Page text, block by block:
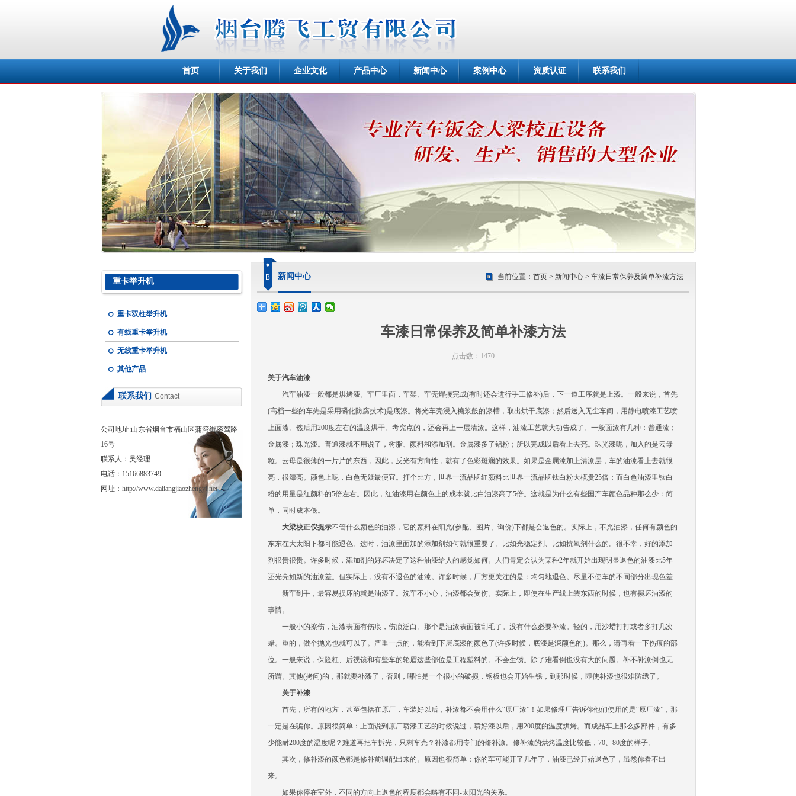
首页 关于我们 企业文化 产品中心 新闻中心 案例中心 资质认证 联系我们
重卡举升机
重卡双柱举升机
有线重卡举升机
无线重卡举升机
其他产品
联系我们 Contact
公司地址:山东省烟台市福山区蒲湾街銮驾路
16号
联系人：吴经理
电话：15166883749
网址： http://www.daliangjiaozhengyi.net
B 新闻中心 当前位置： 首页> 新闻中心> 车漆日常保养及简单补漆方法
车漆日常保养及简单补漆方法
点击数：1470
关于汽车油漆
汽车油漆一般都是烘烤漆。车厂里面，车架、车壳焊接完成(有时还会进行手工修补)后，下一道工序就是上漆。一般来说，首先
(高档一些的车先是采用磷化防腐技术)是底漆。将光车壳浸入糖浆般的漆槽，取出烘干底漆；然后送入无尘车间，用静电喷漆工艺喷
上面漆。然后用200度左右的温度烘干。考究点的，还会再上一层清漆。这样，油漆工艺就大功告成了。一般面漆有几种：普通漆；
金属漆；珠光漆。普通漆就不用说了，树脂、颜料和添加剂。金属漆多了铝粉；所以完成以后看上去亮。珠光漆呢，加入的是云母
粒。云母是很薄的一片片的东西，因此，反光有方向性，就有了色彩斑斓的效果。如果是金属漆加上清漆层，车的油漆看上去就很
亮，很漂亮。颜色上呢，白色无疑最便宜。打个比方，世界一流品牌红颜料比世界一流品牌钛白粉大概贵25倍；而白色油漆里钛白
粉的用量是红颜料的5倍左右。因此，红油漆用在颜色上的成本就比白油漆高了5倍。这就是为什么有些国产车颜色品种那么少：简
单，同时成本低。
大梁校正仪提示不管什么颜色的油漆，它的颜料在阳光(参配、图片、询价)下都是会退色的。实际上，不光油漆，任何有颜色的
东东在大太阳下都可能退色。这时，油漆里面加的添加剂如何就很重要了。比如光稳定剂、比如抗氧剂什么的。很不幸，好的添加
剂很贵很贵。许多时候，添加剂的好坏决定了这种油漆给人的感觉如何。人们肯定会认为某种2年就开始出现明显退色的油漆比5年
还光亮如新的油漆差。但实际上，没有不退色的油漆。许多时候，厂方更关注的是：均匀地退色。尽量不使车的不同部分出现色差.
新车到手，最容易损坏的就是油漆了。洗车不小心，油漆都会受伤。实际上，即使在生产线上装东西的时候，也有损坏油漆的
事情。
一般小的擦伤，油漆表面有伤痕，伤痕泛白。那个是油漆表面被刮毛了。没有什么必要补漆。轻的，用沙蜡打打或者多打几次
蜡。重的，做个抛光也就可以了。严重一点的，能看到下层底漆的颜色了(许多时候，底漆是深颜色的)。那么，请再看一下伤痕的部
位。一般来说，保险杠、后视镜和有些车的轮眉这些部位是工程塑料的。不会生锈。除了难看倒也没有大的问题。补不补漆倒也无
所谓。其他(拷问)的，那就要补漆了，否则，哪怕是一个很小的破损，钢板也会开始生锈，到那时候，即使补漆也很难防绣了。
关于补漆
首先，所有的地方，甚至包括在原厂，车装好以后，补漆都不会用什么“原厂漆”！如果修理厂告诉你他们使用的是“原厂漆”，那
一定是在骗你。原因很简单：上面说到原厂喷漆工艺的时候说过，喷好漆以后，用200度的温度烘烤。而成品车上那么多部件，有多
少能耐200度的温度呢？难道再把车拆光，只剩车壳？补漆都用专门的修补漆。修补漆的烘烤温度比较低，70、80度的样子。
其次，修补漆的颜色都是修补前调配出来的。原因也很简单：你的车可能开了几年了，油漆已经开始退色了，虽然你看不出
来。
如果你停在室外，不同的方向上退色的程度都会略有不同-太阳光的关系。